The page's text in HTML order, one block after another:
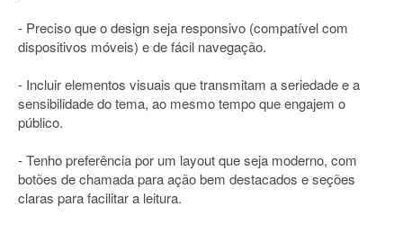
- Preciso que o design seja responsivo (compatível com
dispositivos móveis) e de fácil navegação.
- Incluir elementos visuais que transmitam a seriedade e a
sensibilidade do tema, ao mesmo tempo que engajem o
público.
- Tenho preferência por um layout que seja moderno, com
botões de chamada para ação bem destacados e seções
claras para facilitar a leitura.